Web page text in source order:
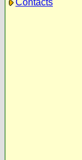
Contacts